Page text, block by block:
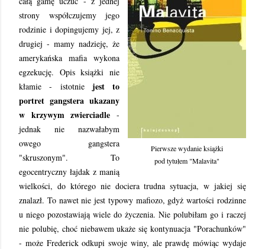
Pierwsze wydanie książki
pod tytułem "Malavita"
strony współczujemy jego
rodzinie i dopingujemy jej, z
drugiej - mamy nadzieję, że
amerykańska mafia wykona
egzekucję. Opis książki nie
kłamie - istotnie jest to
portret gangstera ukazany
w krzywym zwierciadle -
jednak nie nazwałabym
owego gangstera
"skruszonym". To
egocentryczny łajdak z manią
wielkości, do którego nie dociera trudna sytuacja, w jakiej się
znalazł. To nawet nie jest typowy mafiozo, gdyż wartości rodzinne
u niego pozostawiają wiele do życzenia. Nie polubiłam go i raczej
nie polubię, choć niebawem ukaże się kontynuacja "Porachunków"
- może Frederick odkupi swoje winy, ale prawdę mówiąc wydaje